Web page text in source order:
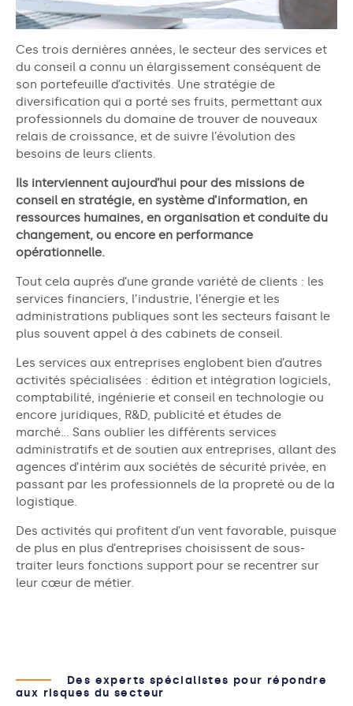
Ces trois dernières années, le secteur des services et
du conseil a connu un élargissement conséquent de
son portefeuille d’activités. Une stratégie de
diversification qui a porté ses fruits, permettant aux
professionnels du domaine de trouver de nouveaux
relais de croissance, et de suivre l’évolution des
besoins de leurs clients.
Ils interviennent aujourd’hui pour des missions de
conseil en stratégie, en système d’information, en
ressources humaines, en organisation et conduite du
changement, ou encore en performance
opérationnelle.
Tout cela auprès d’une grande variété de clients : les
services financiers, l’industrie, l’énergie et les
administrations publiques sont les secteurs faisant le
plus souvent appel à des cabinets de conseil.
Les services aux entreprises englobent bien d’autres
activités spécialisées : édition et intégration logiciels,
comptabilité, ingénierie et conseil en technologie ou
encore juridiques, R&D, publicité et études de
marché… Sans oublier les différents services
administratifs et de soutien aux entreprises, allant des
agences d’intérim aux sociétés de sécurité privée, en
passant par les professionnels de la propreté ou de la
logistique.
Des activités qui profitent d’un vent favorable, puisque
de plus en plus d’entreprises choisissent de sous-
traiter leurs fonctions support pour se recentrer sur
leur cœur de métier.
Des experts spécialistes pour répondre
aux risques du secteur